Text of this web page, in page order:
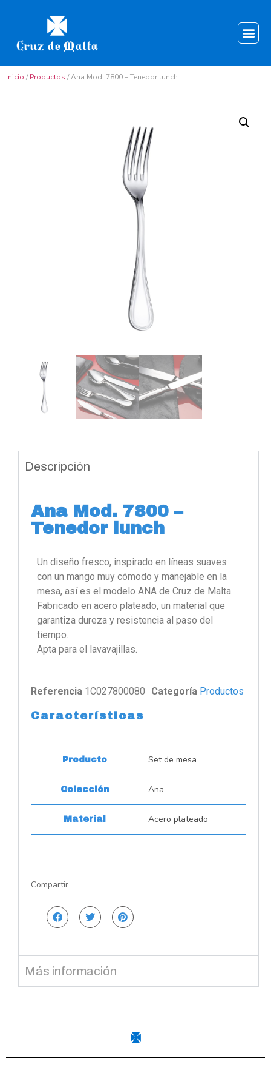
Inicio /Productos / Ana Mod. 7800 – Tenedor lunch
Descripción
Ana Mod. 7800 –
Tenedor lunch
Un diseño fresco, inspirado en líneas suaves
con un mango muy cómodo y manejable en la
mesa, así es el modelo ANA de Cruz de Malta.
Fabricado en acero plateado, un material que
garantiza dureza y resistencia al paso del
tiempo.
Apta para el lavavajillas.
Referencia 1C027800080 Categoría Productos
Características
Producto Set de mesa
Colección Ana
Material Acero plateado
Compartir
Más información